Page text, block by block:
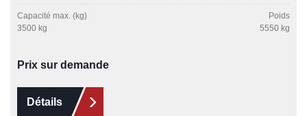
Capacité max. (kg)
3500 kg
Poids
5550 kg
Prix sur demande
Détails